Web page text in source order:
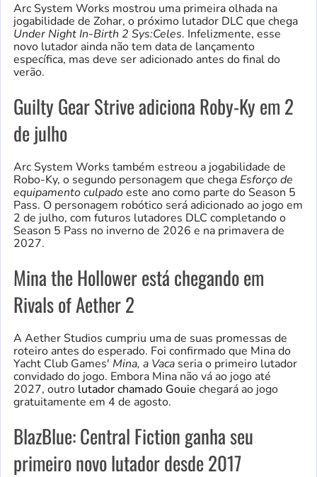
Arc System Works mostrou uma primeira olhada na
jogabilidade de Zohar, o próximo lutador DLC que chega
Under Night In-Birth 2 Sys:Celes. Infelizmente, esse
novo lutador ainda não tem data de lançamento
específica, mas deve ser adicionado antes do final do
verão.
Guilty Gear Strive adiciona Roby-Ky em 2
de julho
Arc System Works também estreou a jogabilidade de
Robo-Ky, o segundo personagem que chega Esforço de
equipamento culpadoeste ano como parte do Season 5
Pass. O personagem robótico será adicionado ao jogo em
2 de julho, com futuros lutadores DLC completando o
Season 5 Pass no inverno de 2026 e na primavera de
2027.
Mina the Hollower está chegando em
Rivals of Aether 2
A Aether Studios cumpriu uma de suas promessas de
roteiro antes do esperado. Foi confirmado que Mina do
Yacht Club Games' Mina, a Vaca seria o primeiro lutador
convidado do jogo. Embora Mina não vá ao jogo até
2027, outro lutador chamado Gouie chegará ao jogo
gratuitamente em 4 de agosto.
BlazBlue: Central Fiction ganha seu
primeiro novo lutador desde 2017